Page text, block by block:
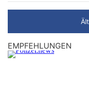
EMPFEHLUNGEN